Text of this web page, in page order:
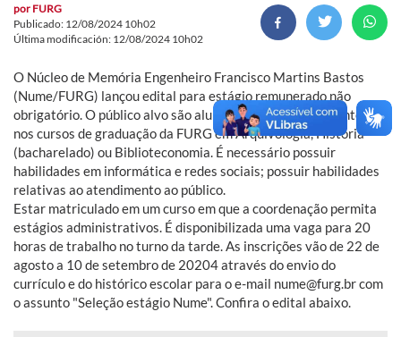
por FURG
Publicado: 12/08/2024 10h02
Última modificación: 12/08/2024 10h02
O Núcleo de Memória Engenheiro Francisco Martins Bastos
(Nume/FURG) lançou edital para estágio remunerado não
obrigatório. O público alvo são alunos regulares e frequentes
nos cursos de graduação da FURG em Arquivologia, História
(bacharelado) ou Biblioteconomia. É necessário possuir
habilidades em informática e redes sociais; possuir habilidades
relativas ao atendimento ao público.
Estar matriculado em um curso em que a coordenação permita
estágios administrativos. É disponibilizada uma vaga para 20
horas de trabalho no turno da tarde. As inscrições vão de 22 de
agosto a 10 de setembro de 20204 através do envio do
currículo e do histórico escolar para o e-mail nume@furg.br com
o assunto "Seleção estágio Nume". Confira o edital abaixo.